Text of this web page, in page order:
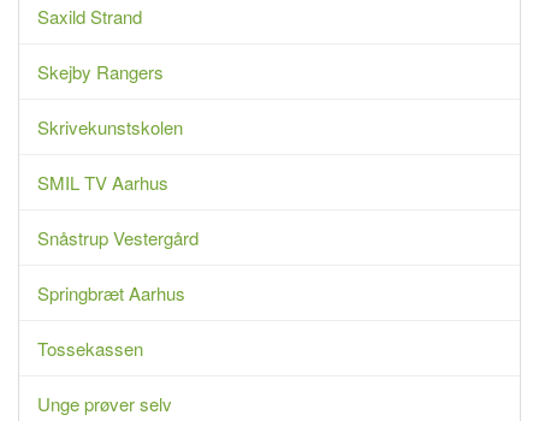
Saxild Strand
Skejby Rangers
Skrivekunstskolen
SMIL TV Aarhus
Snåstrup Vestergård
Springbræt Aarhus
Tossekassen
Unge prøver selv